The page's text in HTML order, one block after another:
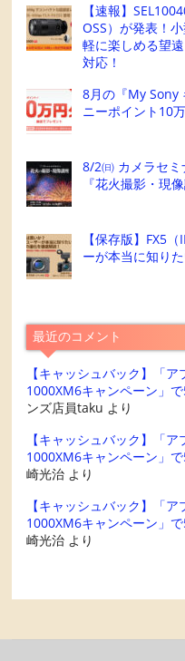
【速報】
OSS）が発表！
軽に楽しめる望
対応！
8月の『My Sony
ニーポイント10
8/2㈰ カメラセ
『花火撮影・現像
【保存版】FX5
ーが本当に知り
最近のコメント
【キャッシュバック】「
1000XM6キャンペーン」
ンズ店員taku より
【キャッシュバック】「
1000XM6キャンペーン」
崎光治 より
【キャッシュバック】「
1000XM6キャンペーン」
崎光治 より